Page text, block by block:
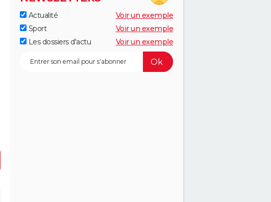
Actualité
Voir un exemple
Sport
Voir un exemple
Les dossiers d'actu
Voir un exemple